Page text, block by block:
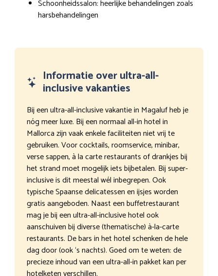
Schoonheidssalon: heerlijke behandelingen zoals
harsbehandelingen
Informatie over ultra-all-
inclusive vakanties
Bij een ultra-all-inclusive vakantie in Magaluf heb je
nóg meer luxe. Bij een normaal all-in hotel in
Mallorca zijn vaak enkele faciliteiten niet vrij te
gebruiken. Voor cocktails, roomservice, minibar,
verse sappen, à la carte restaurants of drankjes bij
het strand moet mogelijk iets bijbetalen. Bij super-
inclusive is dit meestal wél inbegrepen. Ook
typische Spaanse delicatessen en ijsjes worden
gratis aangeboden. Naast een buffetrestaurant
mag je bij een ultra-all-inclusive hotel ook
aanschuiven bij diverse (thematische) à-la-carte
restaurants. De bars in het hotel schenken de hele
dag door (ook ‘s nachts). Goed om te weten: de
precieze inhoud van een ultra-all-in pakket kan per